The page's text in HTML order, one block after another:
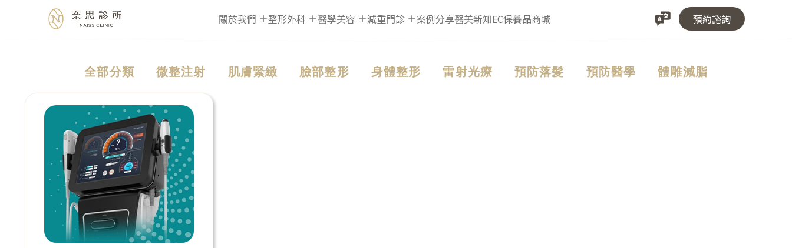
關於我們 整形外科 醫學美容 減重門診 案例分享醫美新知EC保養品商城 預約諮詢
全部分類 微整注射 肌膚緊緻 臉部整形 身體整形 雷射光療 預防落髮 預防醫學 體雕減脂